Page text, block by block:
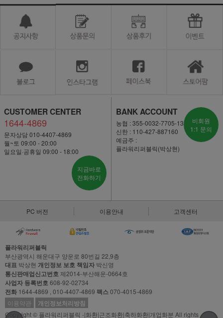
CUSTOMER CENTER
1644-4869
문자상담 010-4407-4869
월~토 09:00 - 20:00
일요일·공휴일 09:00 - 18:00
지금바로
전화하기
BANK ACCOUNT
농협 : 355-0032-7705-13
신한 : 110-427-887160
예금주 :
플라워리퍼블릭(박상현)
비회원
1:1 문의
PC 버전 이용안내 고객센터
플라워리퍼블릭
부산광역시 해운대구 양운로 80번길 22,9층
대표 박상현 개인정보 보호 책임자 박신영
통신판매업신고번호제2014-부산해운-0664호
사업자 등록번호608-92-02734
전화 1644-4869 , 010-4407-4869 팩스070-4015-4869
이용약관
개인정보처리방침
Copyright © 플라워리퍼블릭 -|화환|근조화환|축하화환|개업화분 All rights